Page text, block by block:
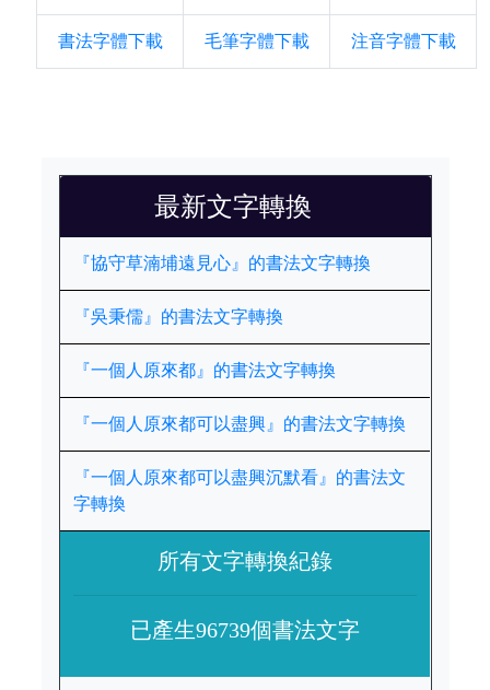
書法字體下載 毛筆字體下載 注音字體下載
最新文字轉換
『協守草湳埔遠見心』的書法文字轉換
『吳秉儒』的書法文字轉換
『一個人原來都』的書法文字轉換
『一個人原來都可以盡興』的書法文字轉換
『一個人原來都可以盡興沉默看』的書法文
字轉換
所有文字轉換紀錄
已產生96739個書法文字